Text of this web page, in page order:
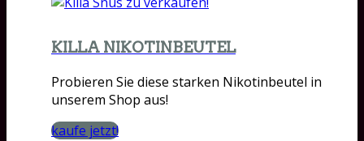
KILLA NIKOTINBEUTEL
Probieren Sie diese starken Nikotinbeutel in
unserem Shop aus!
kaufe jetzt!